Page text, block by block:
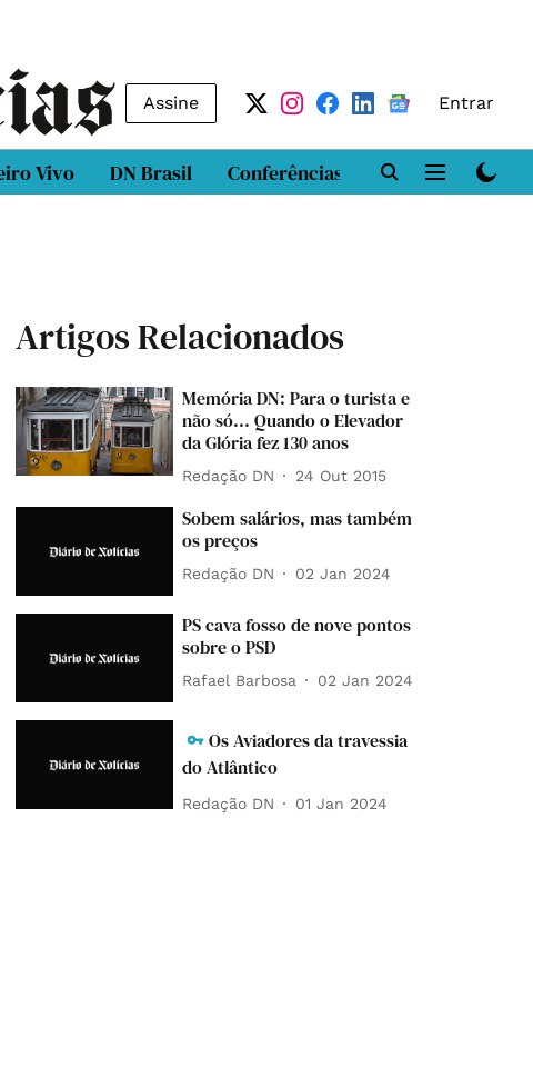
Assine Entrar
Vivo DN Brasil Conferências DN LAB
Artigos Relacionados
Memória DN: Para o turista e
não só... Quando o Elevador
da Glória fez 130 anos
Redação DN 24 Out 2015
Sobem salários, mas também
os preços
Redação DN 02 Jan 2024
PS cava fosso de nove pontos
sobre o PSD
Rafael Barbosa 02 Jan 2024
Os Aviadores da travessia
do Atlântico
Redação DN 01 Jan 2024